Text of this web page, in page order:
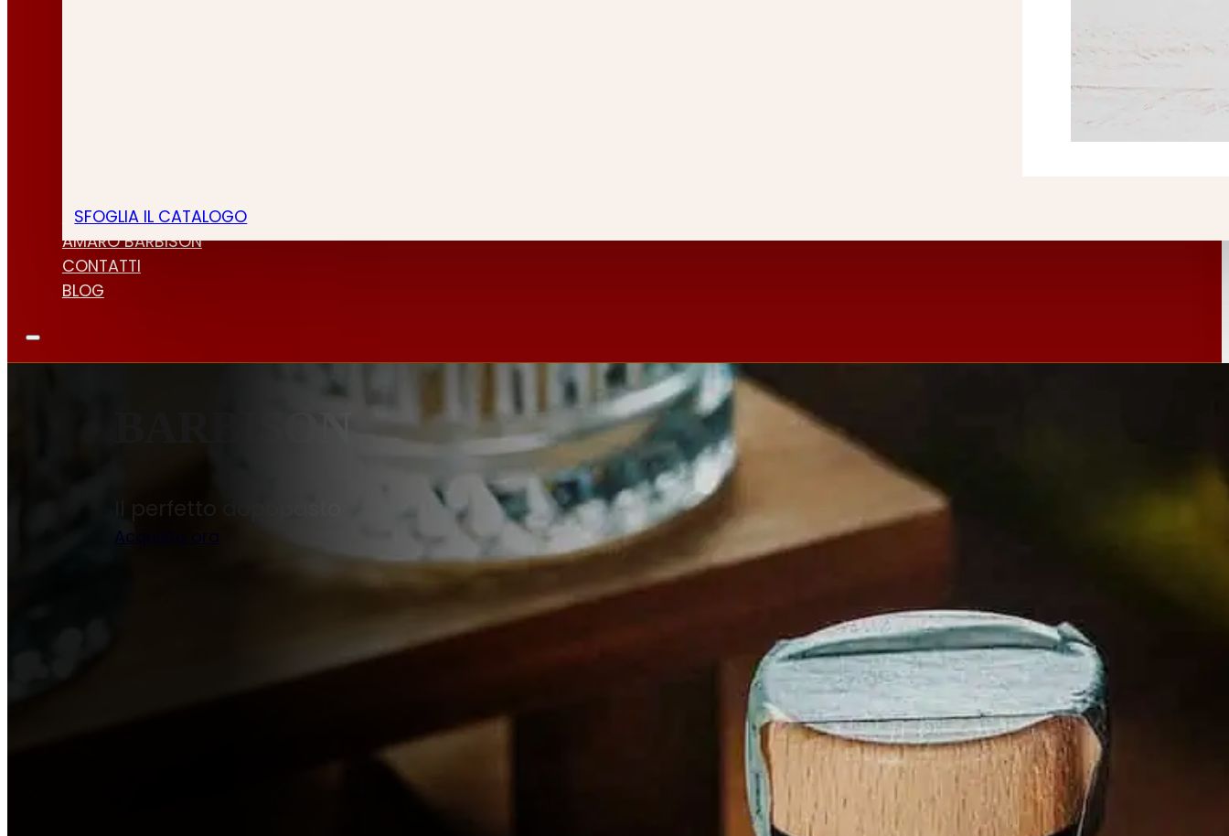
SFOGLIA IL CATALOGO
CHI SIAMO
AMARO BARBISON
CONTATTI
BLOG
Il perfetto dopopasto
Acquista ora